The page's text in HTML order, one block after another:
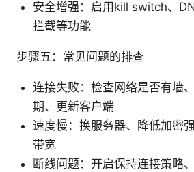
安全增强：启用kill switch、
拦截等功能
步骤五：常见问题的排查
连接失败：检查网络是否有墙
期、更新客户端
速度慢：换服务器、降低加密
带宽
断线问题：开启保持连接策略